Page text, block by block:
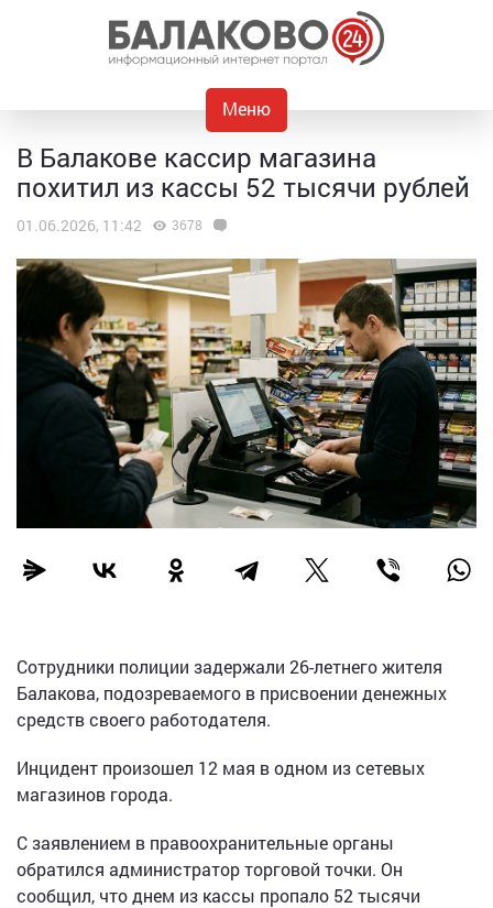
Меню
В Балакове кассир магазина
похитил из кассы 52 тысячи рублей
01.06.2026, 11:42 3678
Сотрудники полиции задержали 26-летнего жителя
Балакова, подозреваемого в присвоении денежных
средств своего работодателя.
Инцидент произошел 12 мая в одном из сетевых
магазинов города.
С заявлением в правоохранительные органы
обратился администратор торговой точки. Он
сообщил, что днем из кассы пропало 52 тысячи